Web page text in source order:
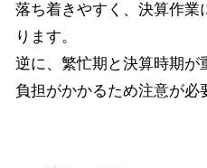
落ち着きやすく、決算作業
ります。
逆に、繁忙期と決算時期が
負担がかかるため注意が必